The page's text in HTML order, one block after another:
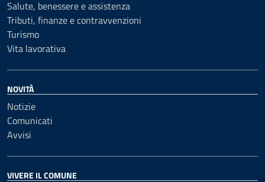
Salute, benessere e assistenza
Tributi, finanze e contravvenzioni
Turismo
Vita lavorativa
NOVITÀ
Notizie
Comunicati
Avvisi
VIVERE IL COMUNE